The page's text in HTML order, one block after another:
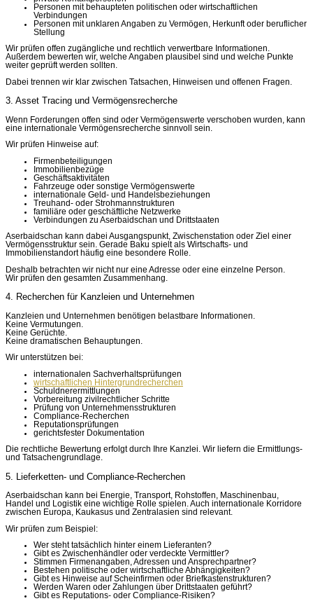
Personen mit behaupteten politischen oder wirtschaftlichen
Verbindungen
Personen mit unklaren Angaben zu Vermögen, Herkunft oder beruflicher
Stellung
Wir prüfen offen zugängliche und rechtlich verwertbare Informationen.
Außerdem bewerten wir, welche Angaben plausibel sind und welche Punkte
weiter geprüft werden sollten.
Dabei trennen wir klar zwischen Tatsachen, Hinweisen und offenen Fragen.
3. Asset Tracing und Vermögensrecherche
Wenn Forderungen offen sind oder Vermögenswerte verschoben wurden, kann
eine internationale Vermögensrecherche sinnvoll sein.
Wir prüfen Hinweise auf:
Firmenbeteiligungen
Immobilienbezüge
Geschäftsaktivitäten
Fahrzeuge oder sonstige Vermögenswerte
internationale Geld- und Handelsbeziehungen
Treuhand- oder Strohmannstrukturen
familiäre oder geschäftliche Netzwerke
Verbindungen zu Aserbaidschan und Drittstaaten
Aserbaidschan kann dabei Ausgangspunkt, Zwischenstation oder Ziel einer
Vermögensstruktur sein. Gerade Baku spielt als Wirtschafts- und
Immobilienstandort häufig eine besondere Rolle.
Deshalb betrachten wir nicht nur eine Adresse oder eine einzelne Person.
Wir prüfen den gesamten Zusammenhang.
4. Recherchen für Kanzleien und Unternehmen
Kanzleien und Unternehmen benötigen belastbare Informationen.
Keine Vermutungen.
Keine Gerüchte.
Keine dramatischen Behauptungen.
Wir unterstützen bei:
internationalen Sachverhaltsprüfungen
wirtschaftlichen Hintergrundrecherchen
Schuldnerermittlungen
Vorbereitung zivilrechtlicher Schritte
Prüfung von Unternehmensstrukturen
Compliance-Recherchen
Reputationsprüfungen
gerichtsfester Dokumentation
Die rechtliche Bewertung erfolgt durch Ihre Kanzlei. Wir liefern die Ermittlungs-
und Tatsachengrundlage.
5. Lieferketten- und Compliance-Recherchen
Aserbaidschan kann bei Energie, Transport, Rohstoffen, Maschinenbau,
Handel und Logistik eine wichtige Rolle spielen. Auch internationale Korridore
zwischen Europa, Kaukasus und Zentralasien sind relevant.
Wir prüfen zum Beispiel:
Wer steht tatsächlich hinter einem Lieferanten?
Gibt es Zwischenhändler oder verdeckte Vermittler?
Stimmen Firmenangaben, Adressen und Ansprechpartner?
Bestehen politische oder wirtschaftliche Abhängigkeiten?
Gibt es Hinweise auf Scheinfirmen oder Briefkastenstrukturen?
Werden Waren oder Zahlungen über Drittstaaten geführt?
Gibt es Reputations- oder Compliance-Risiken?